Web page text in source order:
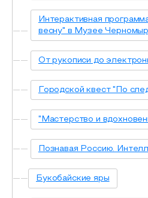
Интерактивная
весну" в Музее
От рукописи до
Городской квест "По
"Мастерство и
Познавая Россию.
Букобайские яры